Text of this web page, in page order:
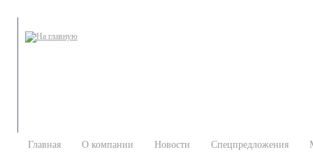
Главная О компании Новости Спецпредложения